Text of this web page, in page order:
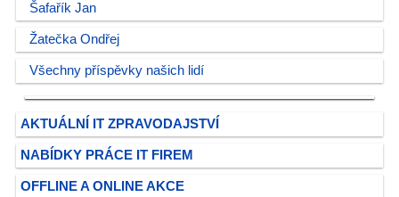
Šafařík Jan
Žatečka Ondřej
Všechny příspěvky našich lidí
AKTUÁLNÍ IT ZPRAVODAJSTVÍ
NABÍDKY PRÁCE IT FIREM
OFFLINE A ONLINE AKCE